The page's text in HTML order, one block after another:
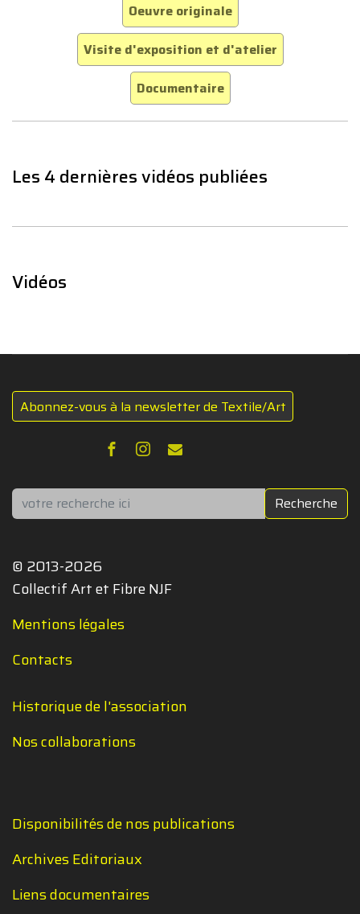
Oeuvre originale
Visite d'exposition et d'atelier
Documentaire
Les 4 dernières vidéos publiées
Vidéos
Abonnez-vous à la newsletter de Textile/Art
Rechercher Recherche
© 2013-2026
Collectif Art et Fibre NJF
Mentions légales
Contacts
Historique de l'association
Nos collaborations
Disponibilités de nos publications
Archives Editoriaux
Liens documentaires